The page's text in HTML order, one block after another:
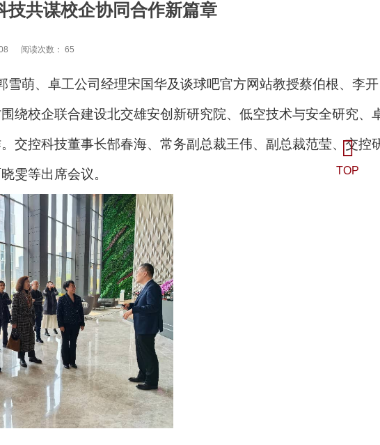
技共谋校企协同合作新篇章
阅读次数： 65
萌、卓工公司经理宋国华及谈球吧官方网站教授蔡伯根、李开
绕校企联合建设北交雄安创新研究院、低空技术与安全研究、
交控科技董事长郜春海、常务副总裁王伟、副总裁范莹、交控
雯等出席会议。 TOP